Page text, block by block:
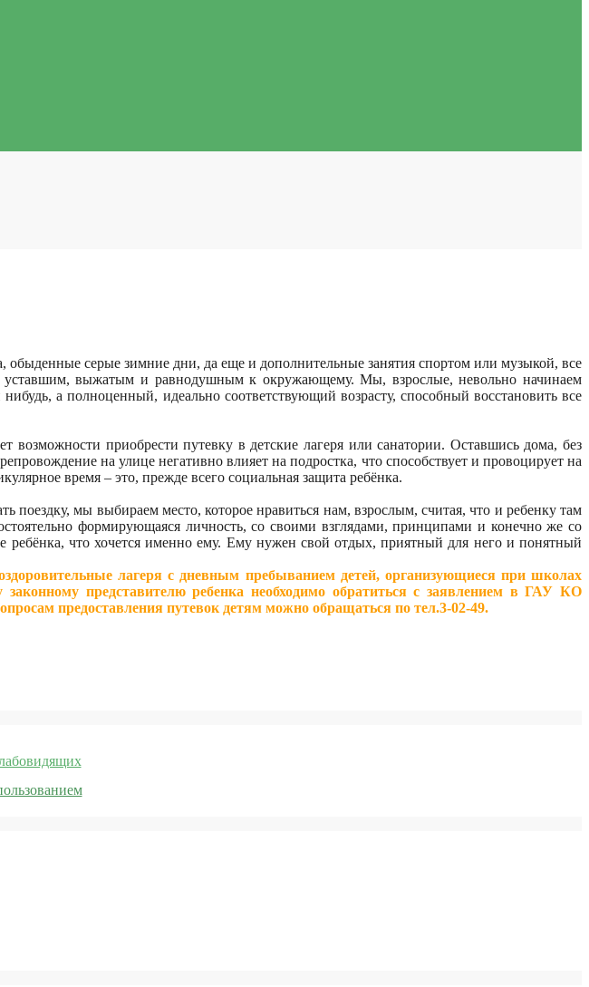
серые зимние дни, да еще и дополнительные занятия спортом или музыкой, все
уставшим, выжатым и равнодушным к окружающему. Мы, взрослые, невольно начинаем
а полноценный, идеально соответствующий возрасту, способный восстановить все
приобрести путевку в детские лагеря или санатории. Оставшись дома, без
на улице негативно влияет на подростка, что способствует и провоцирует на
время – это, прежде всего социальная защита ребёнка.
поездку, мы выбираем место, которое нравиться нам, взрослым, считая, что и ребенку там
формирующаяся личность, со своими взглядами, принципами и конечно же со
что хочется именно ему. Ему нужен свой отдых, приятный для него и понятный
лагеря с дневным пребыванием детей, организующиеся при школах
представителю ребенка необходимо обратиться с заявлением в ГАУ КО
предоставления путевок детям можно обращаться по тел.3-02-49.